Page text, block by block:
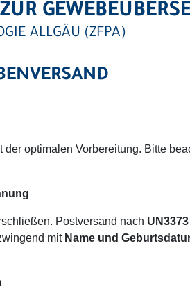
ALLGÄU (ZFPA)
optimalen Vorbereitung. Bitte
Postversand nach UN3373
mit Name und